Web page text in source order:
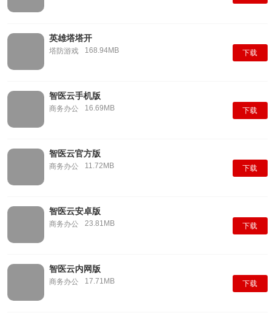
英雄塔塔开
塔防游戏 168.94MB 下载
智医云手机版
商务办公 16.69MB 下载
智医云官方版
商务办公 11.72MB 下载
智医云安卓版
商务办公 23.81MB 下载
智医云内网版
商务办公 17.71MB 下载